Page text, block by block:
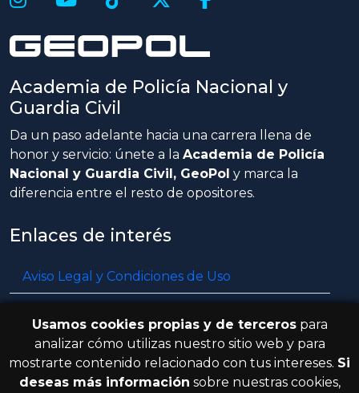
Academia de Policía Nacional y
Guardia Civil
Da un paso adelante hacia una carrera llena de
honor y servicio: únete a la Academia de Policía
Nacional y Guardia Civil, GeoPol y marca la
diferencia entre el resto de opositores.
Enlaces de interés
Aviso Legal y Condiciones de Uso
Política de cookies
Resolución de litigios en línea
Usamos cookies propias y de tercerospara
analizar cómo utilizas nuestro sitio web y para
mostrarte contenido relacionado con tus intereses. Si
deseas más información sobre nuestras cookies,